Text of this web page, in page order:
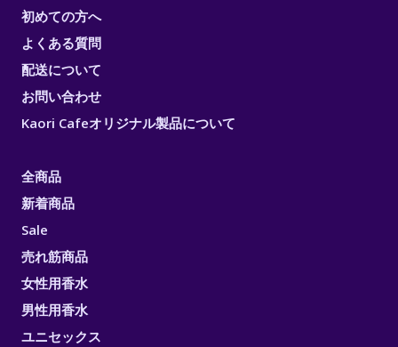
初めての方へ
よくある質問
配送について
お問い合わせ
Kaori Cafeオリジナル製品について
全商品
新着商品
Sale
売れ筋商品
女性用香水
男性用香水
ユニセックス